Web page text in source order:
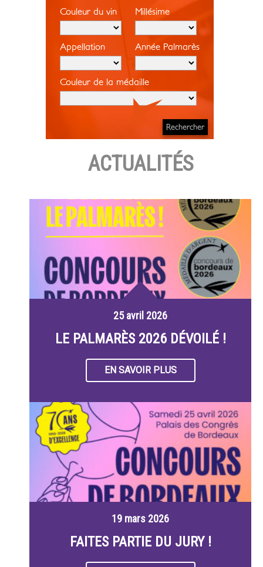
Couleur du vin Millésime
Appellation Année Palmarès
Couleur de la médaille
ACTUALITÉS
25 avril 2026
LE PALMARÈS 2026 DÉVOILÉ !
EN SAVOIR PLUS
19 mars 2026
FAITES PARTIE DU JURY !